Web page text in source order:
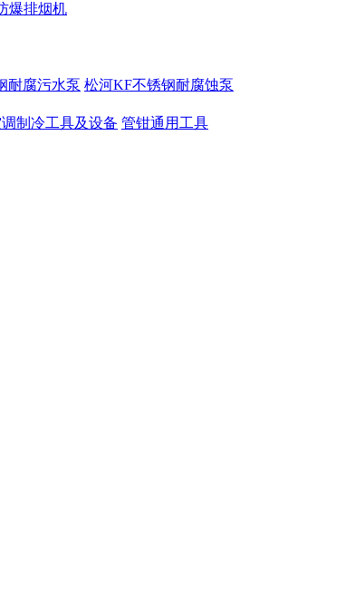
爆排烟机
耐腐污水泵 松河KF不锈钢耐腐蚀泵
制冷工具及设备 管钳通用工具